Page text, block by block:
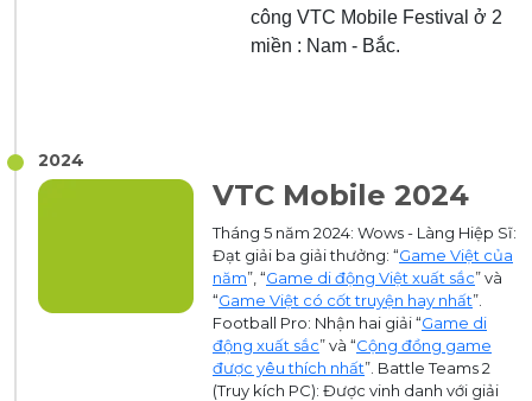
công VTC Mobile Festival ở 2
miền : Nam - Bắc.
2024
VTC Mobile 2024
Tháng 5 năm 2024: Wows - Làng Hiệp Sĩ:
Đạt giải ba giải thưởng: “Game Việt của
năm”, “Game di động Việt xuất sắc” và
“Game Việt có cốt truyện hay nhất”.
Football Pro: Nhận hai giải “Game di
động xuất sắc” và “Cộng đồng game
được yêu thích nhất”. Battle Teams 2
(Truy kích PC): Được vinh danh với giải